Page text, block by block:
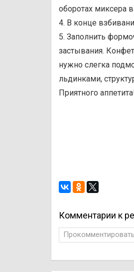
оборотах миксера
4. В конце
5. Заполнить
застывания.
нужно слегка
льдинками,
Приятного
Комментарии к
Прокомментировать